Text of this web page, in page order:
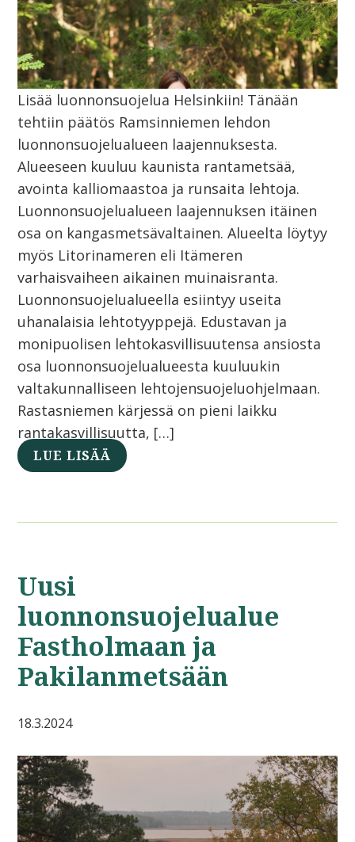
Lisää luonnonsuojelua Helsinkiin! Tänään
tehtiin päätös Ramsinniemen lehdon
luonnonsuojelualueen laajennuksesta.
Alueeseen kuuluu kaunista rantametsää,
avointa kalliomaastoa ja runsaita lehtoja.
Luonnonsuojelualueen laajennuksen itäinen
osa on kangasmetsävaltainen. Alueelta löytyy
myös Litorinameren eli Itämeren
varhaisvaiheen aikainen muinaisranta.
Luonnonsuojelualueella esiintyy useita
uhanalaisia lehtotyyppejä. Edustavan ja
monipuolisen lehtokasvillisuutensa ansiosta
osa luonnonsuojelualueesta kuuluukin
valtakunnalliseen lehtojensuojeluohjelmaan.
Rastasniemen kärjessä on pieni laikku
rantakasvillisuutta, […]
LUE LISÄÄ
Uusi
luonnonsuojelualue
Fastholmaan ja
Pakilanmetsään
18.3.2024